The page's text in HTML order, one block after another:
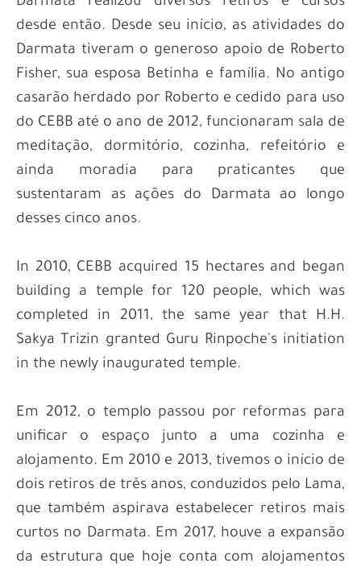
desde então. Desde seu início, as atividades do
Darmata tiveram o generoso apoio de Roberto
Fisher, sua esposa Betinha e família. No antigo
casarão herdado por Roberto e cedido para uso
do CEBB até o ano de 2012, funcionaram sala de
meditação, dormitório, cozinha, refeitório e
ainda moradia para praticantes que
sustentaram as ações do Darmata ao longo
desses cinco anos.
In 2010, CEBB acquired 15 hectares and began
building a temple for 120 people, which was
completed in 2011, the same year that H.H.
Sakya Trizin granted Guru Rinpoche's initiation
in the newly inaugurated temple.
Em 2012, o templo passou por reformas para
unificar o espaço junto a uma cozinha e
alojamento. Em 2010 e 2013, tivemos o início de
dois retiros de três anos, conduzidos pelo Lama,
que também aspirava estabelecer retiros mais
curtos no Darmata. Em 2017, houve a expansão
da estrutura que hoje conta com alojamentos